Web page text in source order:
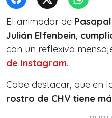
El animador de
Julián Elfenbein,
con un reflexivo
de Instagram.
Cabe destacar, que en
rostro de CHV tiene